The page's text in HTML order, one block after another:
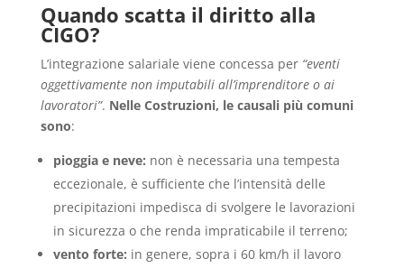
Quando scatta il diritto alla
CIGO?
L’integrazione salariale viene concessa per “eventi
oggettivamente non imputabili all’imprenditore o ai
lavoratori”. Nelle Costruzioni, le causali più comuni
sono:
pioggia e neve: non è necessaria una tempesta
eccezionale, è sufficiente che l’intensità delle
precipitazioni impedisca di svolgere le lavorazioni
in sicurezza o che renda impraticabile il terreno;
vento forte: in genere, sopra i 60 km/h il lavoro